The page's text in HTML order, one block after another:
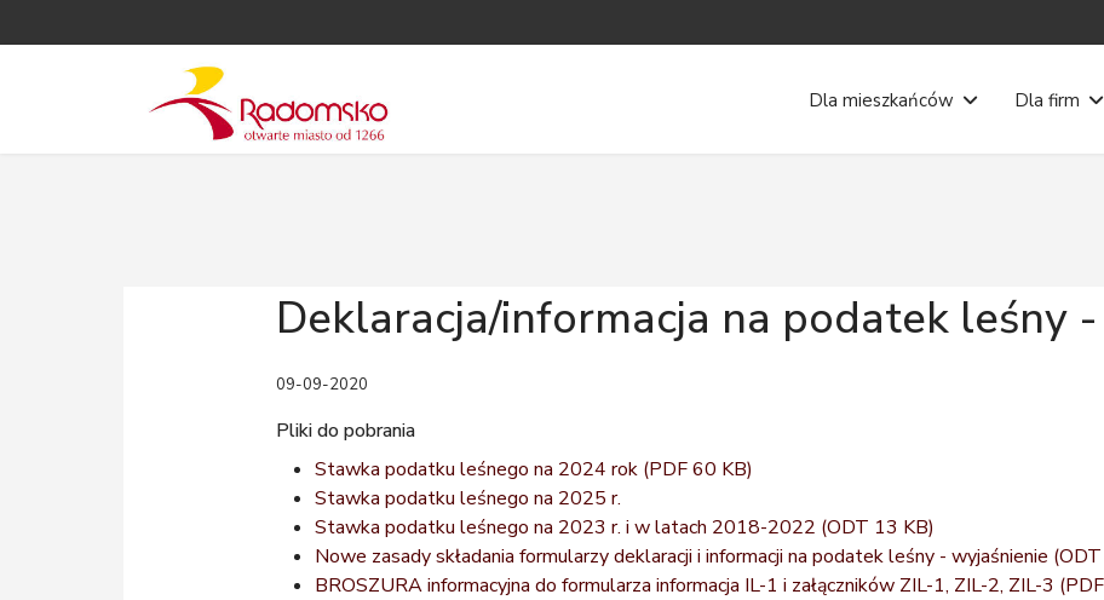
Dla mieszkańców Dla firm
Deklaracja/informacja na podatek leśny
09-09-2020
Pliki do pobrania
Stawka podatku leśnego na 2024 rok (PDF 60 KB)
Stawka podatku leśnego na 2025 r.
Stawka podatku leśnego na 2023 r. i w latach 2018-2022 (ODT 13 KB)
Nowe zasady składania formularzy deklaracji i informacji na podatek leśny - wyjaśnienie
BROSZURA informacyjna do formularza informacja IL-1 i załączników ZIL-1, ZIL-2, ZIL-3